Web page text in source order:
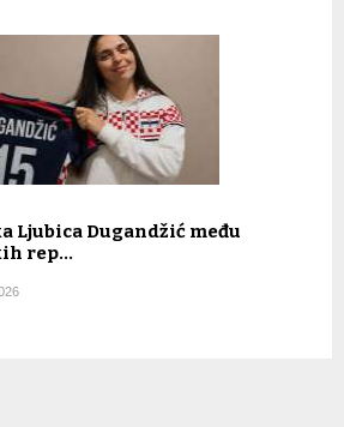
Ljubica Dugandžić među
rep…